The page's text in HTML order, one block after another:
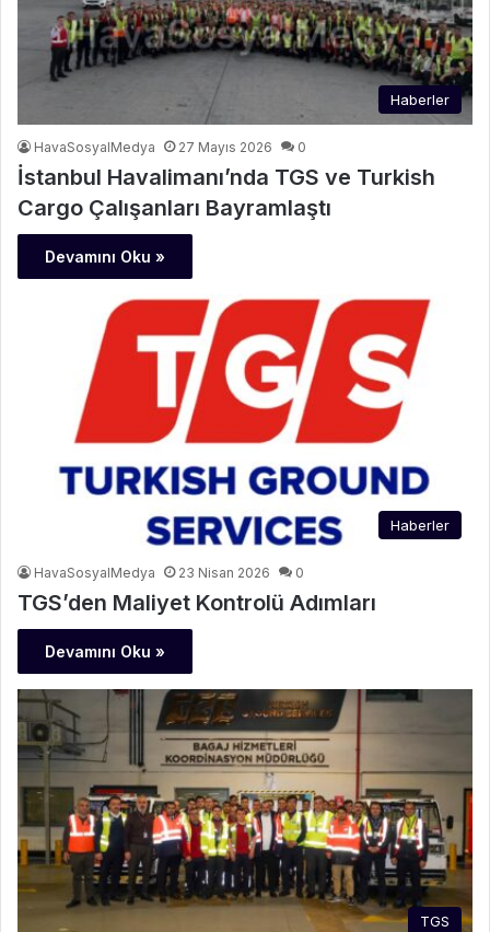
Haberler
HavaSosyalMedya 27 Mayıs 2026 0
İstanbul Havalimanı’nda TGS ve Turkish
Cargo Çalışanları Bayramlaştı
Devamını Oku »
Haberler
HavaSosyalMedya 23 Nisan 2026 0
TGS’den Maliyet Kontrolü Adımları
Devamını Oku »
TGS